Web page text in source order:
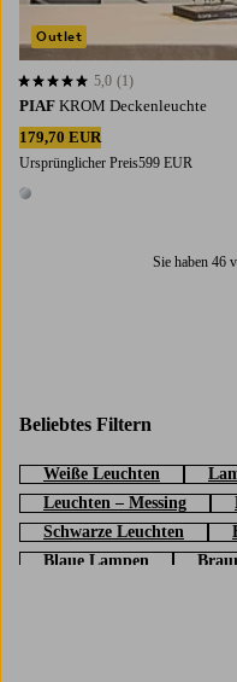
PIAF KROM Deckenleuchte
179,70 EUR
Ursprünglicher Preis599 EUR
1 Farbe
5,0 basierend auf 1 Bewertungen
5,0 (1)
Outlet
Sie haben 46
Beliebtes Filtern
Weiße Leuchten
Leuchten – Messing
Schwarze Leuchten
Blaue Lampen